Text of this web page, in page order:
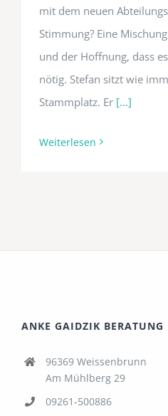
mit dem neuen
Stimmung? Eine
und der Hoffnung, dass
nötig. Stefan sitzt wie
Stammplatz. Er [...]
Weiterlesen
ANKE GAIDZIK BERATUNG
96369 Weissenbrunn
Am Mühlberg 29
09261-500886